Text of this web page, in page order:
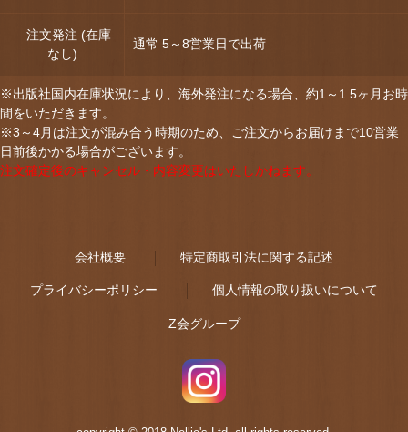
注文発注 (在庫
なし)
通常 5～8営業日で出荷
※出版社国内在庫状況により、海外発注になる場合、約1～1.5ヶ月お時
間をいただきます。
※3～4月は注文が混み合う時期のため、ご注文からお届けまで10営業
日前後かかる場合がございます。
注文確定後のキャンセル・内容変更はいたしかねます。
会社概要 特定商取引法に関する記述
プライバシーポリシー 個人情報の取り扱いについて
Z会グループ